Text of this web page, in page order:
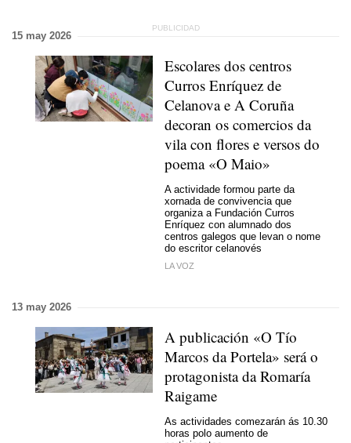
15 may 2026
Escolares dos centros
Curros Enríquez de
Celanova e A Coruña
decoran os comercios da
vila con flores e versos do
poema «O Maio»
A actividade formou parte da
xornada de convivencia que
organiza a Fundación Curros
Enríquez con alumnado dos
centros galegos que levan o nome
do escritor celanovés
LA VOZ
13 may 2026
A publicación «O Tío
Marcos da Portela» será o
protagonista da Romaría
Raigame
As actividades comezarán ás 10.30
horas polo aumento de